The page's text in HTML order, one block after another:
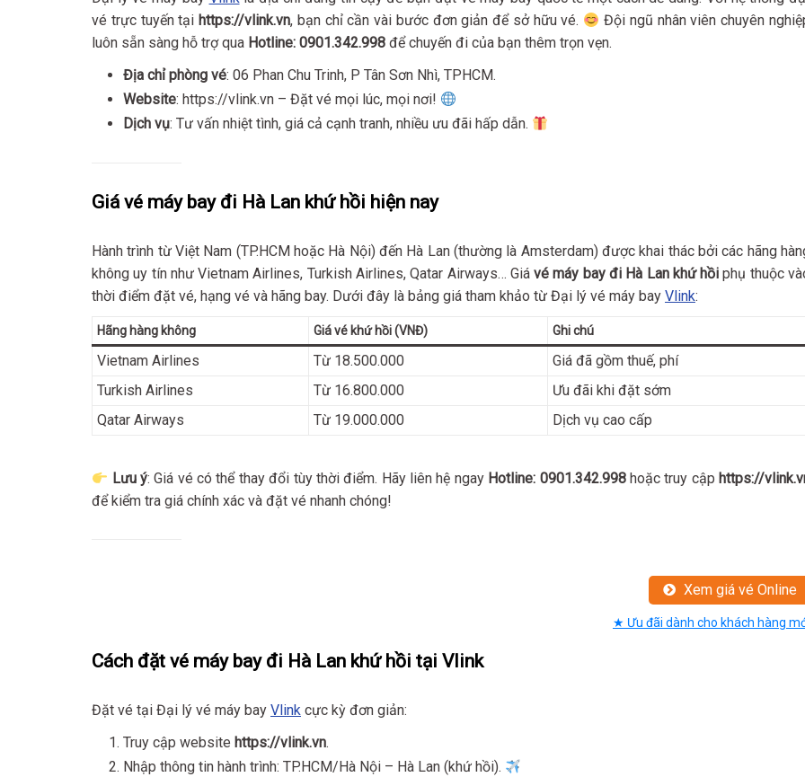
vé trực tuyến tại https://vlink.vn, bạn chỉ cần vài bước đơn giản để sở hữu vé.
Đội ngũ nhân viên chuyên
luôn sẵn sàng hỗ trợ qua Hotline: 0901.342.998 để chuyến đi của bạn thêm trọn vẹn.
Địa chỉ phòng vé: 06 Phan Chu Trinh, P Tân Sơn Nhì, TPHCM.
Website: https://vlink.vn – Đặt vé mọi lúc, mọi nơi!
Dịch vụ: Tư vấn nhiệt tình, giá cả cạnh tranh, nhiều ưu đãi hấp dẫn.
Giá vé máy bay đi Hà Lan khứ hồi hiện nay
Hành trình từ Việt Nam (TP.HCM hoặc Hà Nội) đến Hà Lan (thường là Amsterdam) được khai thác bởi các hãng
không uy tín như Vietnam Airlines, Turkish Airlines, Qatar Airways… Giávé máy bay đi Hà Lan khứ hồi phụ thuộc
thời điểm đặt vé, hạng vé và hãng bay. Dưới đây là bảng giá tham khảo từ Đại lý vé máy bay Vlink:
Hãng hàng không Giá vé khứ hồi (VNĐ) Ghi chú
Vietnam Airlines Từ 18.500.000
Giá đã gồm thuế, phí
Turkish Airlines
Từ 16.800.000
Ưu đãi khi đặt sớm
Qatar Airways
Từ 19.000.000 Dịch vụ cao cấp
Lưu ý: Giá vé có thể thay đổi tùy thời điểm. Hãy liên hệ ngay Hotline: 0901.342.998hoặc truy cập https://
để kiểm tra giá chính xác và đặt vé nhanh chóng!
Xem giá vé Online
★ Ưu đãi dành cho khách hàng
Cách đặt vé máy bay đi Hà Lan khứ hồi tại Vlink
Đặt vé tại Đại lý vé máy bay Vlink cực kỳ đơn giản:
Truy cập website https://vlink.vn.
Nhập thông tin hành trình: TP.HCM/Hà Nội – Hà Lan (khứ hồi).